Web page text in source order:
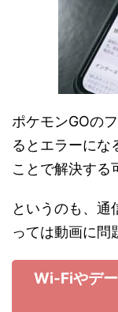
ポケモンGOの
るとエラーにな
ことで解決する
というのも、通
っては動画に問
Wi-Fiやデ